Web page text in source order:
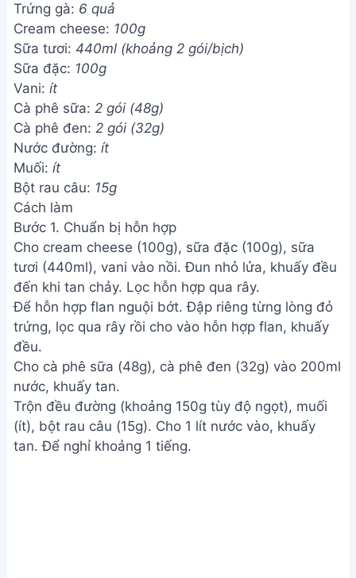
Trứng gà: 6 quả
Cream cheese: 100g
Sữa tươi: 440ml (khoảng 2 gói/bịch)
Sữa đặc: 100g
Vani: ít
Cà phê sữa: 2 gói (48g)
Cà phê đen: 2 gói (32g)
Nước đường: ít
Muối: ít
Bột rau câu: 15g
Cách làm
Bước 1. Chuẩn bị hỗn hợp
Cho cream cheese (100g), sữa đặc (100g), sữa
tươi (440ml), vani vào nồi. Đun nhỏ lửa, khuấy đều
đến khi tan chảy. Lọc hỗn hợp qua rây.
Để hỗn hợp flan nguội bớt. Đập riêng từng lòng đỏ
trứng, lọc qua rây rồi cho vào hỗn hợp flan, khuấy
đều.
Cho cà phê sữa (48g), cà phê đen (32g) vào 200ml
nước, khuấy tan.
Trộn đều đường (khoảng 150g tùy độ ngọt), muối
(ít), bột rau câu (15g). Cho 1 lít nước vào, khuấy
tan. Để nghỉ khoảng 1 tiếng.